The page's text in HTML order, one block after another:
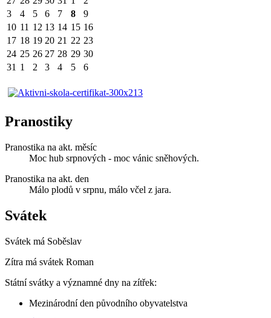
3
4 5 6 7 8
9
10 11 12 13 14 15 16
17 18 19 20 21 22 23
24 25 26 27 28 29 30
31 1 2 3 4 5 6
Pranostiky
Pranostika na akt. měsíc
Moc hub srpnových - moc vánic sněhových.
Pranostika na akt. den
Málo plodů v srpnu, málo včel z jara.
Svátek
Svátek má Soběslav
Zítra má svátek Roman
Státní svátky a významné dny na zítřek:
Mezinárodní den původního obyvatelstva